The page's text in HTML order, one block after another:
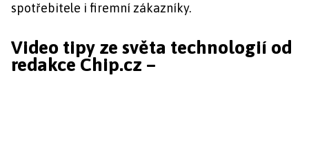
spotřebitele i firemní zákazníky.
Video tipy ze světa technologií od
redakce Chip.cz –